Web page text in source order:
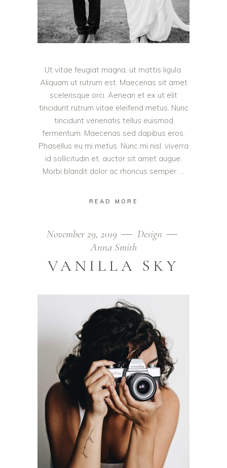
Ut vitae feugiat magna, ut mattis ligula.
Aliquam ut rutrum est. Maecenas sit amet
scelerisque orci. Aenean et ex ut elit
tincidunt rutrum vitae eleifend metus. Nunc
tincidunt venenatis tellus euismod
fermentum. Maecenas sed dapibus eros.
Phasellus eu mi metus. Nunc mi nisl, viverra
id sollicitudin et, auctor sit amet augue.
Morbi blandit dolor ac rhoncus semper.
READ MORE
November 29, 2019
Design
Anna Smith
VANILLA SKY